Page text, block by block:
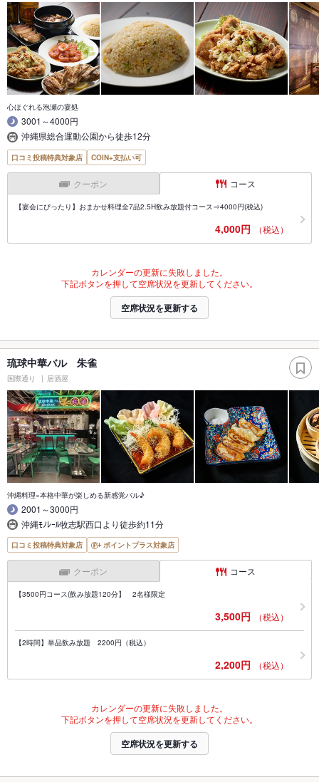
心ほぐれる泡瀬の宴処
3001～4000円
沖縄県総合運動公園から徒歩12分
口コミ投稿特典対象店 COIN+支払い可
クーポン コース
【宴会にぴったり】おまかせ料理全7品2.5H飲み放題付コース⇒4000円(税込)
4,000円 （税込）
カレンダーの更新に失敗しました。
下記ボタンを押して空席状況を更新してください。
空席状況を更新する
琉球中華バル 朱雀
国際通り 居酒屋
沖縄料理×本格中華が楽しめる新感覚バル♪
2001～3000円
沖縄ﾓﾉﾚｰﾙ牧志駅西口より徒歩約11分
口コミ投稿特典対象店 ポイントプラス対象店
クーポン コース
【3500円コース(飲み放題120分】 2名様限定
3,500円 （税込）
【2時間】単品飲み放題 2200円（税込）
2,200円 （税込）
カレンダーの更新に失敗しました。
下記ボタンを押して空席状況を更新してください。
空席状況を更新する